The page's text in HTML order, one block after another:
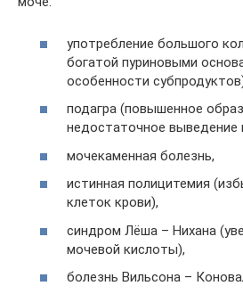
употребление большого
богатой пуриновыми
особенности
подагра (повышенное
недостаточное выведение
мочекаменная болезнь,
истинная полицитемия
клеток крови),
синдром Лёша – Нихана
мочевой кислоты),
болезнь Вильсона –